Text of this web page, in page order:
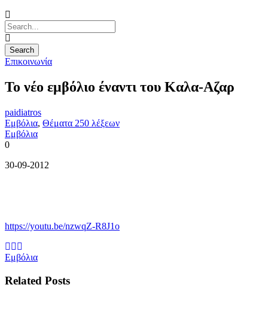
Επικοινωνία
Το νέο εμβόλιο έναντι του Καλα-Αζαρ
paidiatros
Εμβόλια, Θέματα 250 λέξεων
Εμβόλια
0
30-09-2012
https://youtu.be/nzwqZ-R8J1o
Εμβόλια
Related Posts